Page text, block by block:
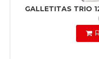
GALLETITAS TRIO
(